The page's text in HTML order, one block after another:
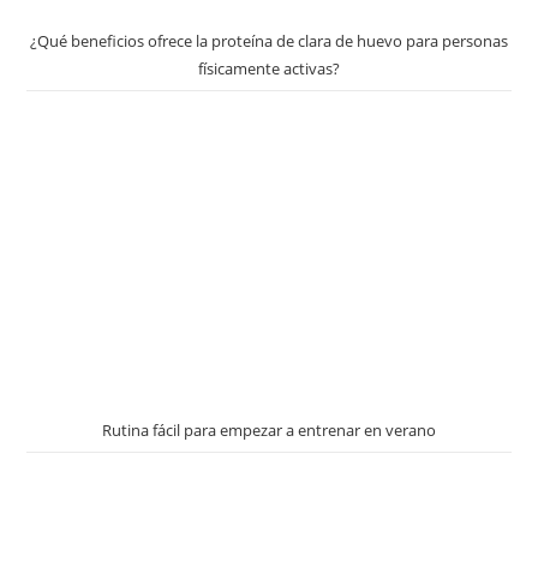
¿Qué beneficios ofrece la proteína de clara de huevo para personas
físicamente activas?
Rutina fácil para empezar a entrenar en verano